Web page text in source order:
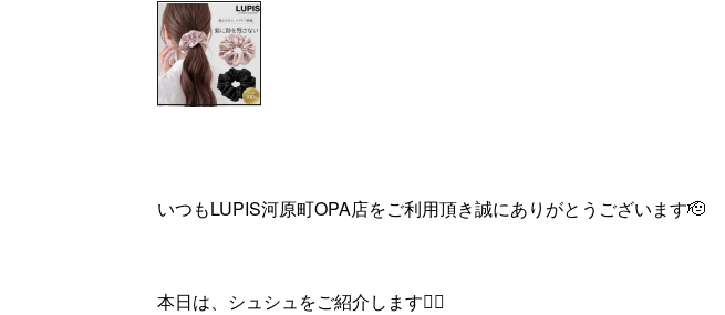
いつもLUPIS河原町OPA店をご利用頂き誠にありがとうございます🫡
本日は、シュシュをご紹介します🙆‍♀️